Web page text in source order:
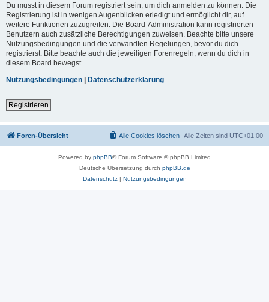
Du musst in diesem Forum registriert sein, um dich anmelden zu können. Die
Registrierung ist in wenigen Augenblicken erledigt und ermöglicht dir, auf
weitere Funktionen zuzugreifen. Die Board-Administration kann registrierten
Benutzern auch zusätzliche Berechtigungen zuweisen. Beachte bitte unsere
Nutzungsbedingungen und die verwandten Regelungen, bevor du dich
registrierst. Bitte beachte auch die jeweiligen Forenregeln, wenn du dich in
diesem Board bewegst.
Nutzungsbedingungen | Datenschutzerklärung
Registrieren
Foren-Übersicht Alle Zeiten sind UTC+01:00
Alle Cookies löschen
Powered by phpBB® Forum Software © phpBB Limited
Deutsche Übersetzung durch phpBB.de
Datenschutz| Nutzungsbedingungen